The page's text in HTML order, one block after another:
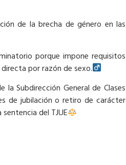
de la brecha de género en las
porque impone requisitos
por razón de sexo.‍
la Subdirección General de Clases
de jubilación o retiro de carácter
del TJUE